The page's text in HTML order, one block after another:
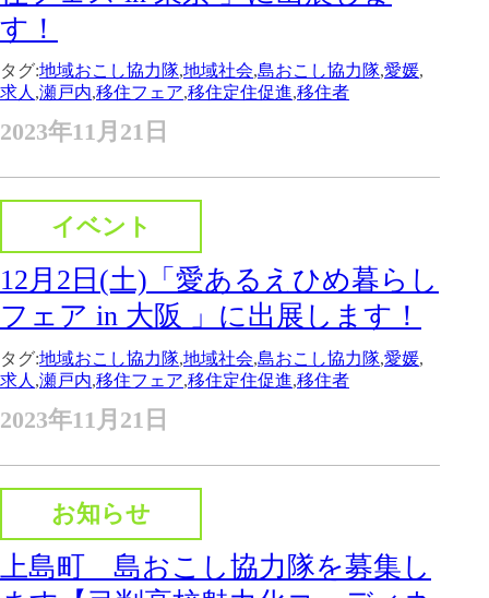
す！
タグ:地域おこし協力隊,地域社会,島おこし協力隊,愛媛,
求人,瀬戸内,移住フェア,移住定住促進,移住者
2023年11月21日
イベント
12月2日(土)「愛あるえひめ暮らし
フェア in 大阪 」に出展します！
タグ:地域おこし協力隊,地域社会,島おこし協力隊,愛媛,
求人 ,瀬戸内,移住フェア,移住定住促進,移住者
2023年11月21日
お知らせ
上島町 島おこし協力隊を募集し